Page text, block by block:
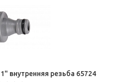
внутренняя резьба 65724